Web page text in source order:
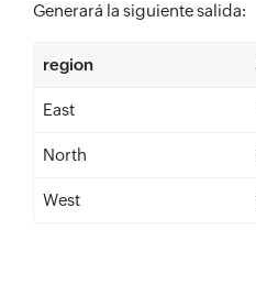
Generará la siguiente salida:
region
East
North
West